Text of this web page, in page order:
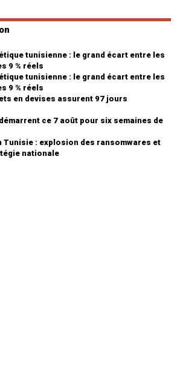
tunisienne : le grand écart entre les
9 % réels
tunisienne : le grand écart entre les
9 % réels
en devises assurent 97 jours
ce 7 août pour six semaines de
Tunisie : explosion des ransomwares et
nationale